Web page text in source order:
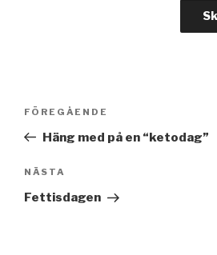
Inläggsnavigering
Föregående
inlägg
FÖREGÅENDE
Häng med på en “ketodag”
Nästa
inlägg
NÄSTA
Fettisdagen